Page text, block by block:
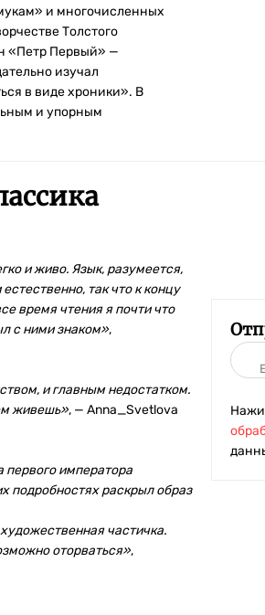
и многочисленных
Толстого
«Петр Первый» —
изучал
в виде хроники». В
и упорным
и живо. Язык, разумеется,
так что к концу
время чтения я почти что
с ними знаком»,
и главным недостатком.
живешь», — Anna_Svetlova
первого императора
подробностях раскрыл образ
частичка.
оторваться»,